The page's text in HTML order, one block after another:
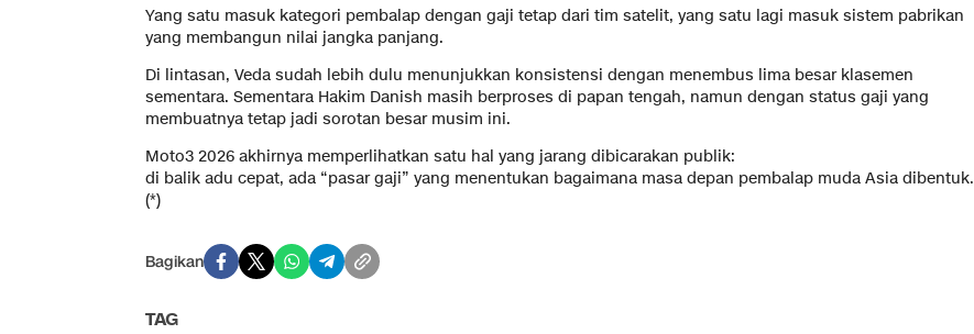
Yang satu masuk kategori pembalap dengan gaji tetap dari tim satelit, yang satu lagi masuk sistem pabrikan
yang membangun nilai jangka panjang.
Di lintasan, Veda sudah lebih dulu menunjukkan konsistensi dengan menembus lima besar klasemen
sementara. Sementara Hakim Danish masih berproses di papan tengah, namun dengan status gaji yang
membuatnya tetap jadi sorotan besar musim ini.
Moto3 2026 akhirnya memperlihatkan satu hal yang jarang dibicarakan publik:
di balik adu cepat, ada “pasar gaji” yang menentukan bagaimana masa depan pembalap muda Asia dibentuk.
(*)
Bagikan
TAG